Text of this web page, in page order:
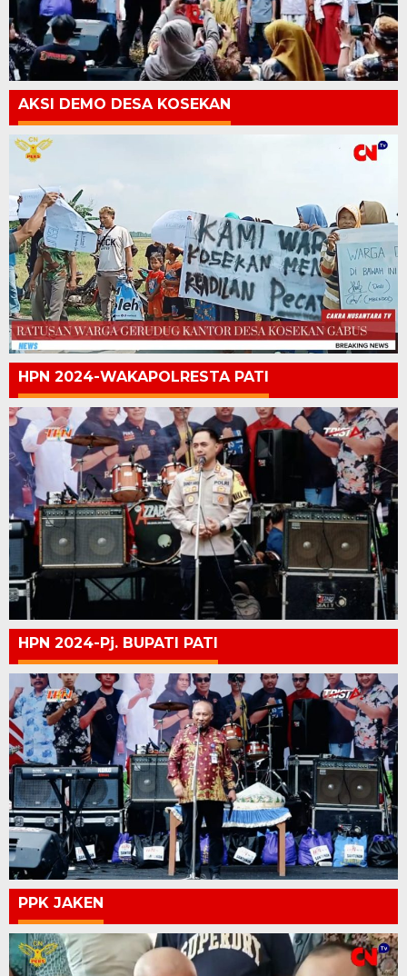
AKSI DEMO DESA KOSEKAN
HPN 2024-WAKAPOLRESTA PATI
HPN 2024-Pj. BUPATI PATI
PPK JAKEN